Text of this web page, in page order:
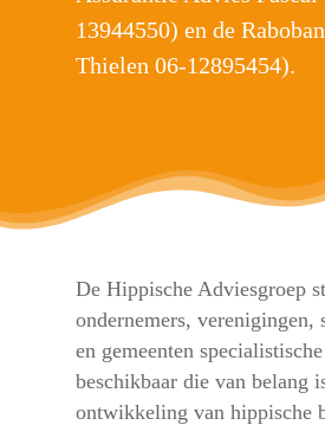
13944550) en de
Thielen 06-12895454).
De Hippische Adviesgroep
ondernemers, verenigingen,
en gemeenten
beschikbaar die van belang
ontwikkeling van hippische